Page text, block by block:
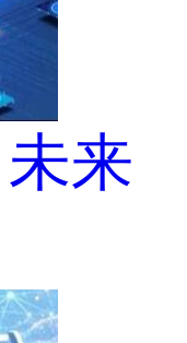
来